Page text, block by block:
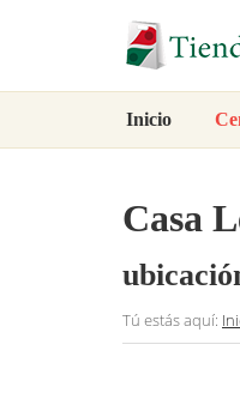
Inicio
Casa
Tú estás aquí: